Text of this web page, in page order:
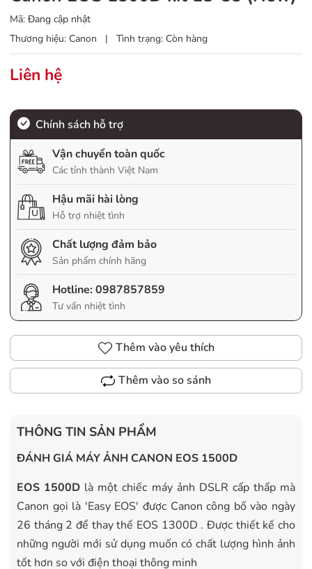
Mã: Đang cập nhật
Thương hiệu: Canon | Tình trạng: Còn hàng
Liên hệ
Chính sách hỗ trợ
Vận chuyển toàn quốc
Các tỉnh thành Việt Nam
Hậu mãi hài lòng
Hỗ trợ nhiệt tình
Chất lượng đảm bảo
Sản phẩm chính hãng
Hotline:0987857859
Tư vấn nhiệt tình
Thêm vào yêu thích
Thêm vào so sánh
THÔNG TIN SẢN PHẨM
ĐÁNH GIÁ MÁY ẢNH CANON EOS 1500D
EOS 1500D là một chiếc máy ảnh DSLR cấp thấp mà
Canon gọi là 'Easy EOS' được Canon công bố vào ngày
26 tháng 2 để thay thế EOS 1300D . Được thiết kế cho
những người mới sử dụng muốn có chất lượng hình ảnh
tốt hơn so với điện thoại thông minh